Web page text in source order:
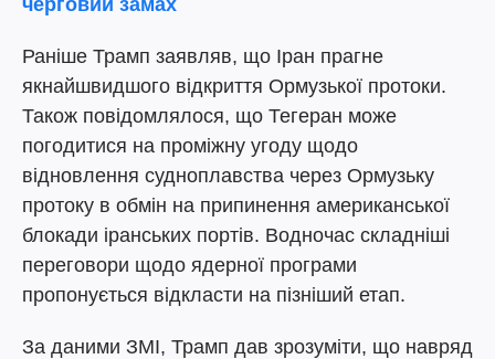
черговий замах
Раніше Трамп заявляв, що Іран прагне
якнайшвидшого відкриття Ормузької протоки.
Також повідомлялося, що Тегеран може
погодитися на проміжну угоду щодо
відновлення судноплавства через Ормузьку
протоку в обмін на припинення американської
блокади іранських портів. Водночас складніші
переговори щодо ядерної програми
пропонується відкласти на пізніший етап.
За даними ЗМІ, Трамп дав зрозуміти, що навряд